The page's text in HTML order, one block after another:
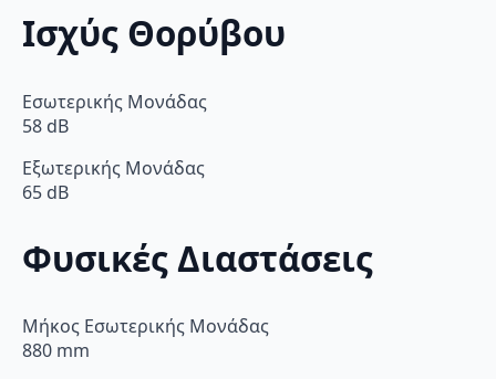
Ισχύς Θορύβου
Εσωτερικής Μονάδας
58 dB
Εξωτερικής Μονάδας
65 dB
Φυσικές Διαστάσεις
Μήκος Εσωτερικής Μονάδας
880 mm